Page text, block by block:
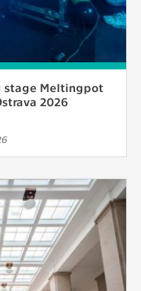
stage Meltingpot
2026